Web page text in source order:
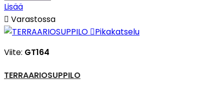
Lisää
 Varastossa
Pikakatselu
Viite: GT164
TERRAARIOSUPPILO